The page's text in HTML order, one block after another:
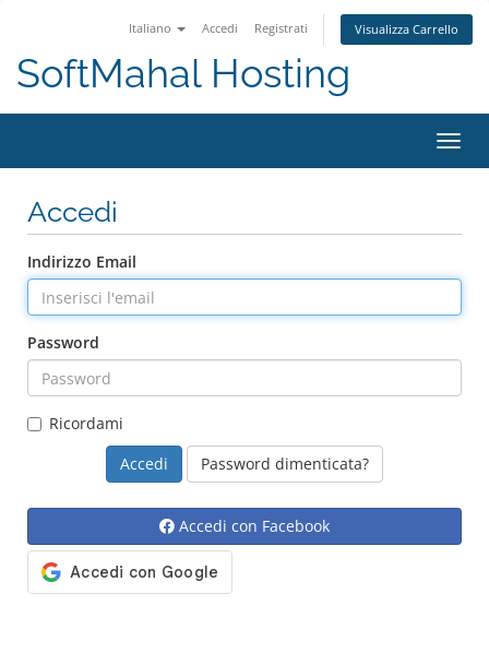
Italiano Accedi Registrati Visualizza Carrello
SoftMahal Hosting
Attiva
Accedi
Indirizzo Email
Password
Ricordami
Password dimenticata?
Accedi con Facebook